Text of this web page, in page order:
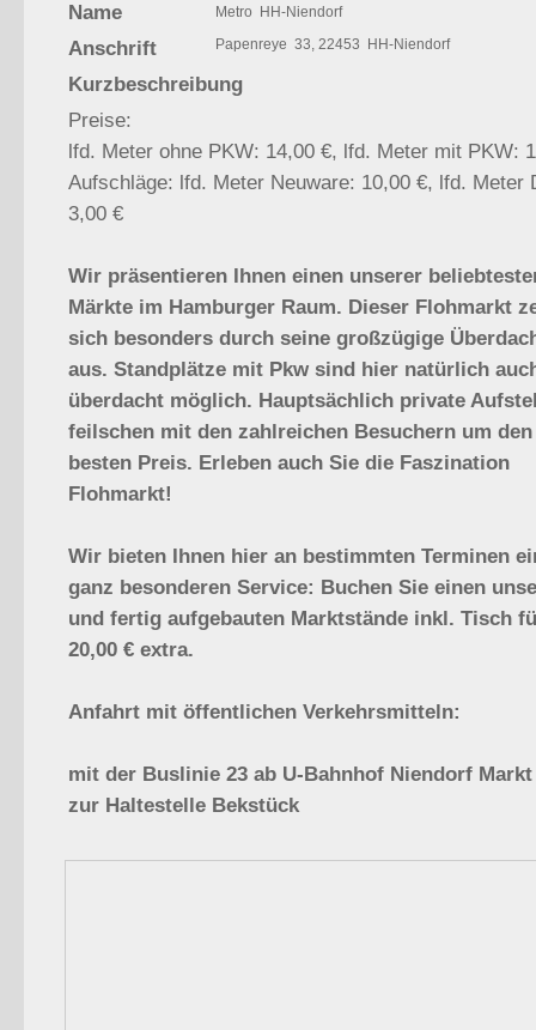
Name Metro HH-Niendorf
Anschrift Papenreye 33, 22453 HH-Niendorf
Kurzbeschreibung
Preise:
lfd. Meter ohne PKW: 14,00 €, lfd. Meter mit PKW:
Aufschläge: lfd. Meter Neuware: 10,00 €, lfd. Meter
3,00 €
Wir präsentieren Ihnen einen unserer
Märkte im Hamburger Raum. Dieser Flohmarkt
sich besonders durch seine großzügige
aus. Standplätze mit Pkw sind hier natürlich
überdacht möglich. Hauptsächlich private
feilschen mit den zahlreichen Besuchern um den
besten Preis. Erleben auch Sie die Faszination
Flohmarkt!
Wir bieten Ihnen hier an bestimmten Terminen
ganz besonderen Service: Buchen Sie einen
und fertig aufgebauten Marktstände inkl. Tisch
20,00 € extra.
Anfahrt mit öffentlichen Verkehrsmitteln:
mit der Buslinie 23 ab U-Bahnhof Niendorf
zur Haltestelle Bekstück